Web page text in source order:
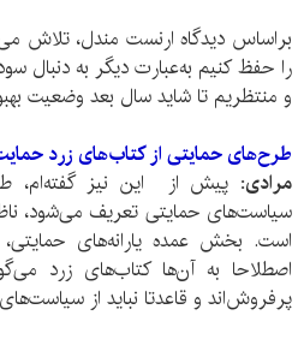
براساس دیدگاه ارنست مندل، تلاش
را حفظ کنیم به‌عبارت دیگر به دنبال
و منتظریم تا شاید سال بعد وضعیت
طرح‌های حمایتی از کتاب‌های زرد
مرادی: پیش از این نیز گفته‌ام،
سیاست‌های حمایتی تعریف می‌‌شود،‌
است. بخش عمده یارانه‌های
اصطلاحا به آن‌ها کتاب‌های زرد
پر‌فروش‌اند و قاعدتا نباید از